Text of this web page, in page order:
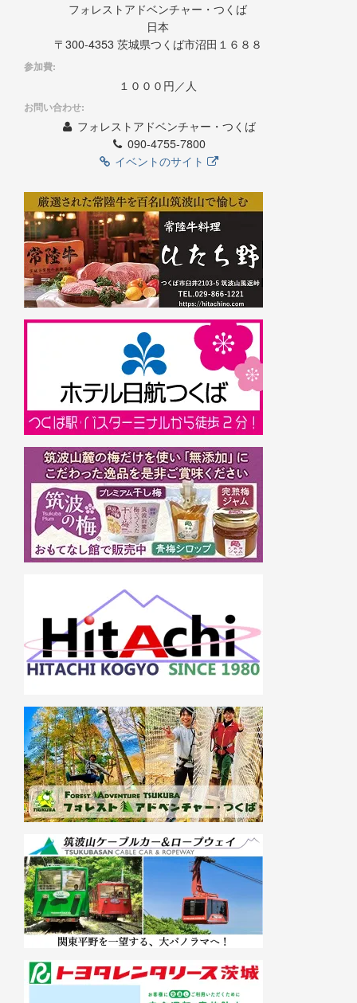
フォレストアドベンチャー・つくば
日本
〒300-4353 茨城県つくば市沼田１６８８
参加費:
１０００円／人
お問い合わせ:
フォレストアドベンチャー・つくば
090-4755-7800
イベントのサイト